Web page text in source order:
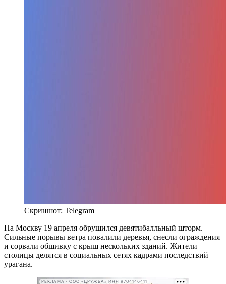
Скриншот: Telegram
На Москву 19 апреля обрушился девятибалльный шторм.
Сильные порывы ветра повалили деревья, снесли ограждения
и сорвали обшивку с крыш нескольких зданий. Жители
столицы делятся в социальных сетях кадрами последствий
урагана.
РЕКЛАМА • ООО «ДРУЖБА» ИНН 9704146411